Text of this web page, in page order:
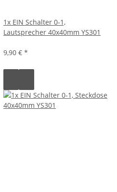
1x EIN Schalter 0-1,
Lautsprecher 40x40mm YS301
9,90 € *